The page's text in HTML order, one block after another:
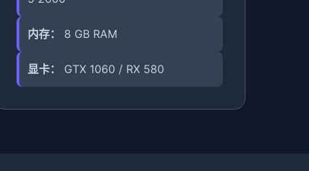
内存： 8 GB RAM
显卡： GTX 1060 / RX 580